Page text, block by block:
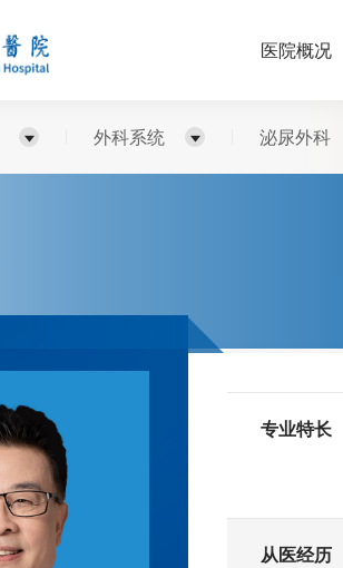
医院概况
外科系统 泌尿外科
专业特长
从医经历